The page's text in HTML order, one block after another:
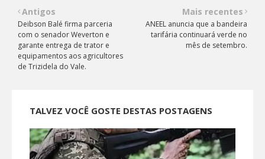
Mais recentes
ANEEL anuncia que a bandeira
tarifária continuará verde no
mês de setembro.
Antigos
Deibson Balé firma parceria
com o senador Weverton e
garante entrega de trator e
equipamentos aos agricultores
de Trizidela do Vale.
TALVEZ VOCÊ GOSTE DESTAS POSTAGENS